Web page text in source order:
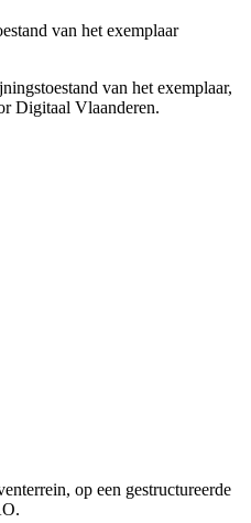
van het exemplaar
van het exemplaar,
Digitaal Vlaanderen.
op een gestructureerde